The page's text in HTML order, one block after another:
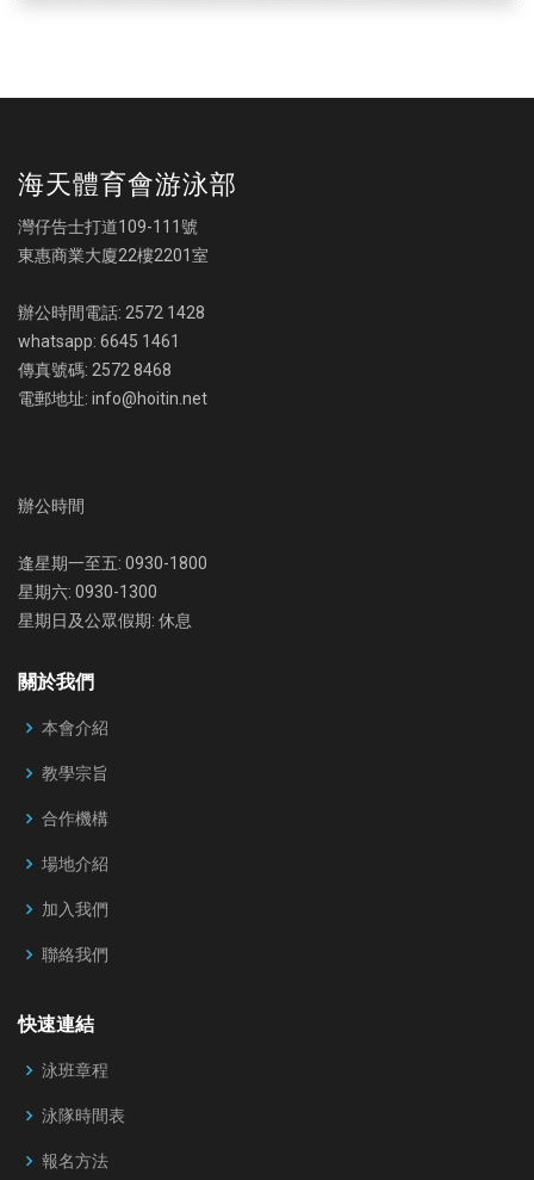
海天體育會游泳部
灣仔告士打道109-111號
東惠商業大廈22樓2201室
辦公時間電話: 2572 1428
whatsapp: 6645 1461
傳真號碼: 2572 8468
電郵地址: info@hoitin.net
辦公時間
逢星期一至五: 0930-1800
星期六: 0930-1300
星期日及公眾假期: 休息
關於我們
本會介紹
教學宗旨
合作機構
場地介紹
加入我們
聯絡我們
快速連結
泳班章程
泳隊時間表
報名方法